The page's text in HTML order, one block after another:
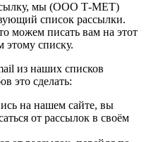
мы (ООО Т-МЕТ)
список рассылки.
можем писать вам на этот
этому списку.
из наших списков
это сделать:
на нашем сайте, вы
от рассылок в своём